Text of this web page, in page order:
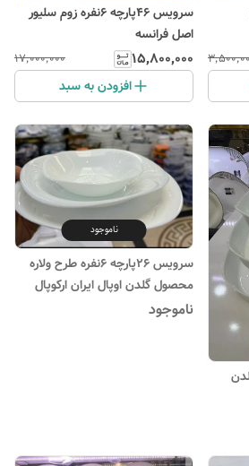
سرویس ۴۶پارچه ۶نفره زوم سلیور
اصل فرانسه
۱۵٬۸۰۰٬۰۰۰ ۱۷٬۰۰۰٬۰۰۰
افزودن به سبد
ناموجود
سرویس ۲۶پارچه ۶نفره طرح ولاره
محصول گلدن اوپال ایران ارکوپال
ناموجود